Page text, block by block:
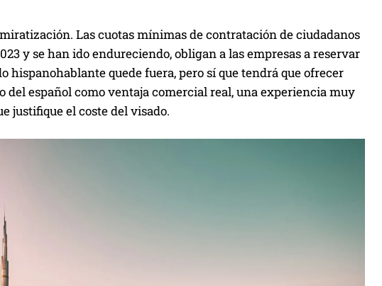
Las cuotas mínimas de contratación de ciudadanos
y se han ido endureciendo, obligan a las empresas a reservar
hispanohablante quede fuera, pero sí que tendrá que ofrecer
español como ventaja comercial real, una experiencia muy
justifique el coste del visado.